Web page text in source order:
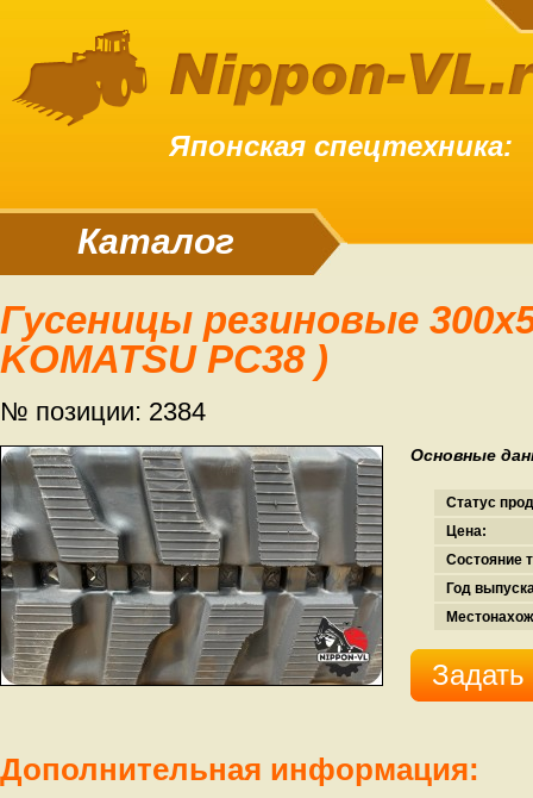
Японская спецтехника:
Каталог
Гусеницы резиновые 300x52.5x84N (
KOMATSU PC38 )
№ позиции: 2384
Основные
Статус
Цена:
Состояние
Год
Задать
Дополнительная информация: